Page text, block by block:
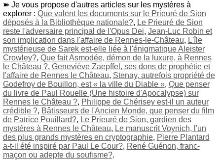
➽ Je vous propose d'autres articles sur les mystères à
explorer : Que valent les documents sur le Prieuré de Sion
déposés à la Bibliothèque nationale?, Le Prieuré de Sion
reste l'adversaire principal de l'Opus Dei, Jean-Luc Robin et
son implication dans l'affaire de Rennes-le-Château, L'île
mystérieuse de Sarek est-elle liée à l'énigmatique Aleister
Crowley?, Que fait Asmodée, démon de la luxure, à Rennes
le Château ?, Geneviève Zaepffel, ses dons de prophétie et
l'affaire de Rennes le Château, Stenay, autrefois propriété de
Godefroy de Bouillon, est « la ville du Diable », Que penser
du livre de Paul Rouelle (Une histoire d'Apocalypse) sur
Rennes le Château ?, Philippe de Chérisey est-il un auteur
crédible ?, Bâtisseurs de l'Ancien Monde, que penser du film
de Patrice Pouillard?, Le Prieuré de Sion, gardien des
mystères à Rennes le Château, Le manuscrit Voynich, l'un
des plus grands mystères en cryptographie, Pierre Plantard
a-t-il été inspiré par Paul Le Cour?, René Guénon, franc-
maçon ou adepte du soufisme?.